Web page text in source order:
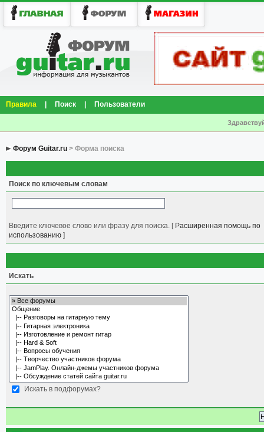
Правила Поиск Пользователи
Форум Guitar.ru > Форма поиска
Поиск по ключевым словам
Введите ключевое слово или фразу для поиска. [ Расширенная помощь по
использованию ]
Искать
Искать в подфорумах?